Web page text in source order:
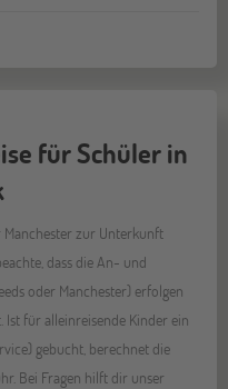
für Schüler in
Manchester zur Unterkunft
dass die An- und
oder Manchester) erfolgen
für alleinreisende Kinder ein
gebucht, berechnet die
Bei Fragen hilft dir unser